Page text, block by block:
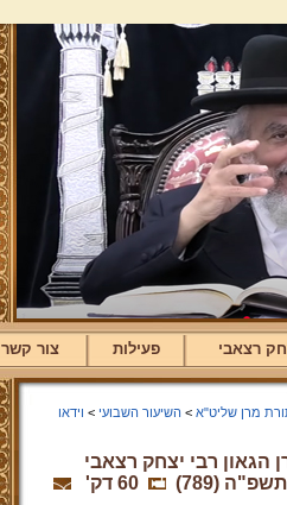
רצאבי פעילות צור קשר
מרן שליט"א > השיעור השבועי > וידאו
הגאון רבי יצחק רצאבי
(789)
60 דק'